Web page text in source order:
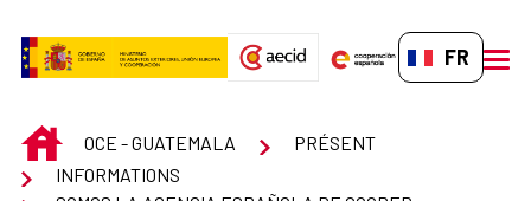
FR-FR
INICIOOCE - GUATEMALA
PRÉSENT
INFORMATIONS